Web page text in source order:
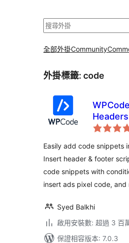
搜
全部外掛Community
外掛標籤: code
Footers
Easily add code snippets
Insert header & footer
code snippets with
insert ads pixel code, and
Syed Balkhi
啟用安裝數: 超過 3 百
保證相容版本: 7.0.3